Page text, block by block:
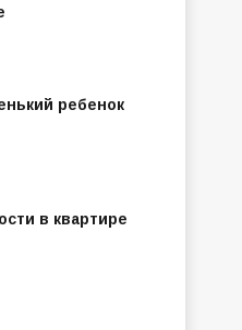
ребенок
в квартире